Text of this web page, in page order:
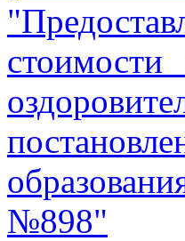
№898"